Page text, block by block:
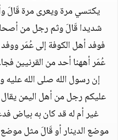
يكتسي مرة ويعرى مرة قَالَ
شديدا قَالَ وثم رجل من
فوفد أهل الكوفة إلى عُمَر
عُمَر أههنا أحد من القرنيين
إن رسول الله صلى الله عليه
عليكم رجل من أهل اليمن يقال
غير أم له قد كان به بياض
موضع الدينار أو قَالَ مثل